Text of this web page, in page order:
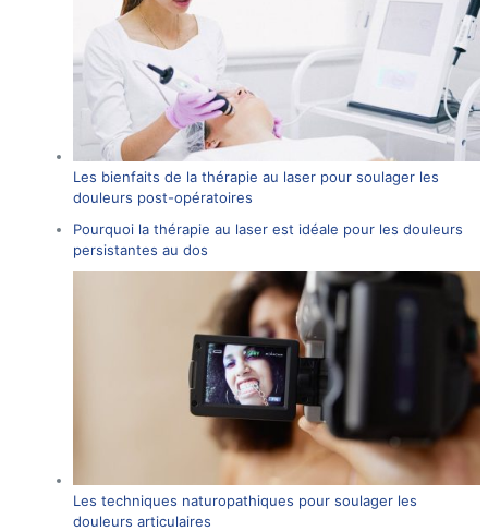
Les bienfaits de la thérapie au laser pour soulager les
douleurs post-opératoires
Pourquoi la thérapie au laser est idéale pour les douleurs
persistantes au dos
Les techniques naturopathiques pour soulager les
douleurs articulaires